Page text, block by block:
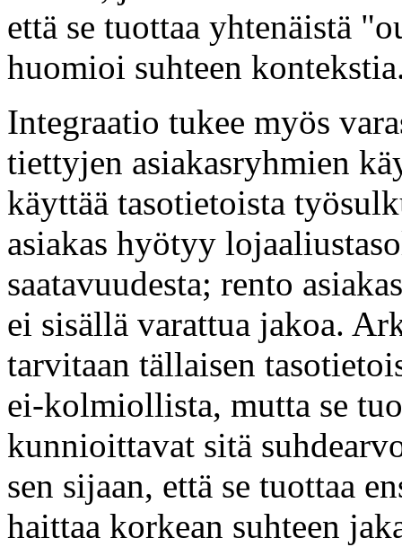
että se tuottaa yhtenäistä
huomioi suhteen
Integraatio tukee myös
tiettyjen asiakasryhmien
käyttää tasotietoista
asiakas hyötyy
saatavuudesta; rento
ei sisällä varattua jakoa.
tarvitaan tällaisen
ei-kolmiollista, mutta se
kunnioittavat sitä
sen sijaan, että se tuottaa
haittaa korkean suhteen